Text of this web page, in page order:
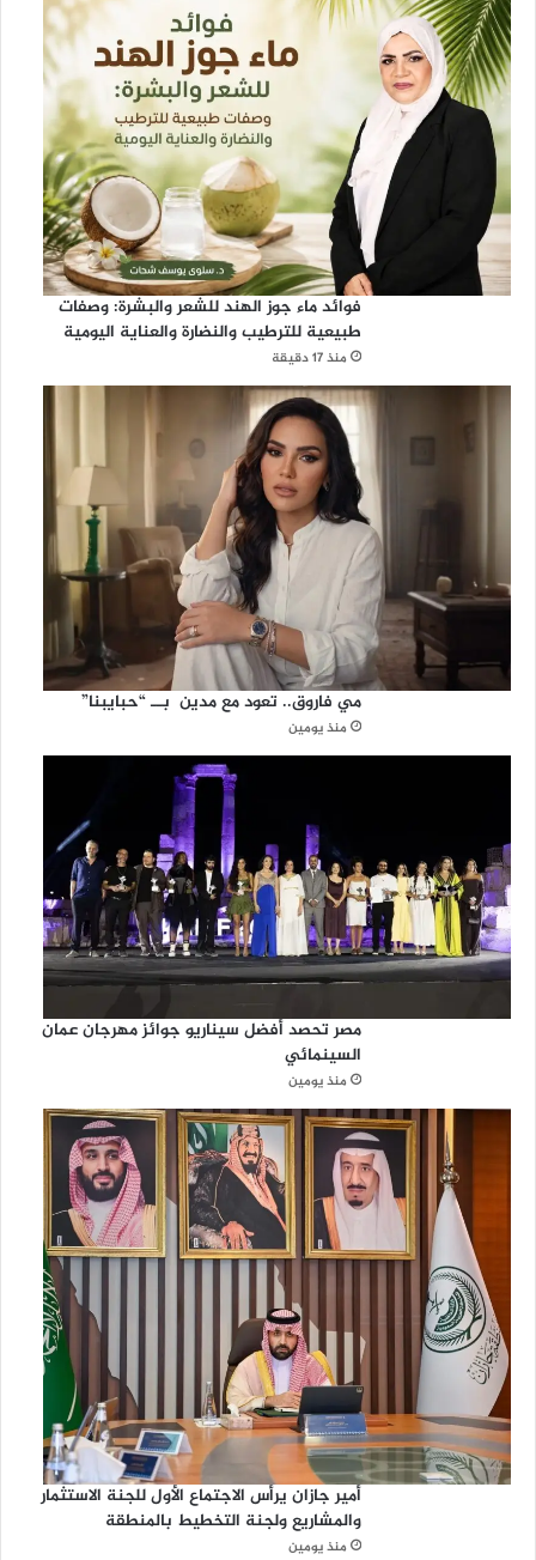
ي
م
ش
ص
ن
ة
فوائد ماء جوز الهند للشعر والبشرة: وصفات
طبيعية للترطيب والنضارة والعناية اليومية
منذ 17 دقيقة
مي فاروق.. تعود مع مدين بــ “حبايبنا”
منذ يومين
مصر تحصد أفضل سيناريو جوائز مهرجان عمان
السينمائي
منذ يومين
أمير جازان يرأس الاجتماع الأول للجنة الاستثمار
والمشاريع ولجنة التخطيط بالمنطقة
منذ يومين